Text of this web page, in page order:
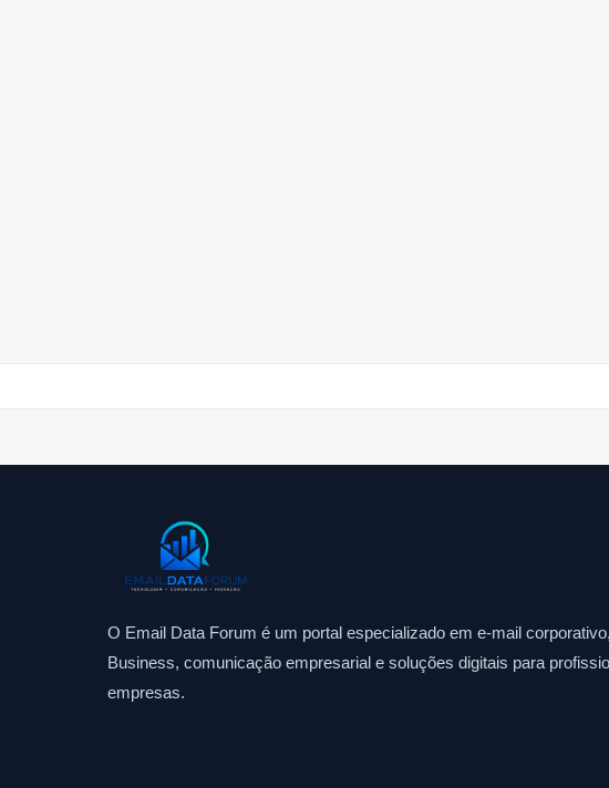
O Email Data Forum é um portal especializado em e-mail
Business, comunicação empresarial e soluções digitais para
empresas.